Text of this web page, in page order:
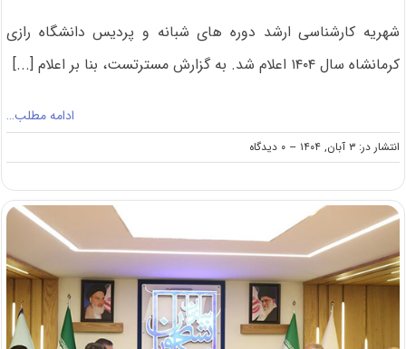
شهریه کارشناسی ارشد دوره های شبانه و پردیس دانشگاه رازی
کرمانشاه سال ۱۴۰۴ اعلام شد. به گزارش مسترتست، بنا بر اعلام [...]
ادامه مطلب…
انتشار در: ۳ آبان, ۱۴۰۴ -- ۰ دیدگاه
on
شهریه
ارشد
دانشگاه
رازی
۱۴۰۴